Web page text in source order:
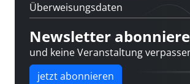
Überweisungsdaten
Newsletter
und keine Veranstaltung
jetzt abonnieren